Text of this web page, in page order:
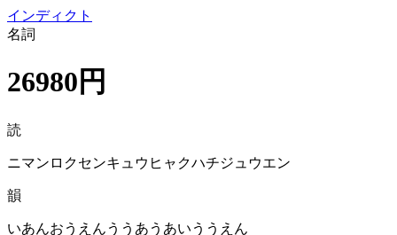
インディクト
名詞
26980円
読
ニマンロクセンキュウヒャクハチジュウエン
韻
いあんおうえんううあうあいううえん